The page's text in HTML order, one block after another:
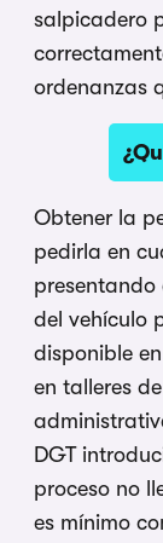
salpicadero
ordenanzas
Obtener la
pedirla en
presentando
del vehículo
disponible
en talleres
DGT
proceso no
es mínimo